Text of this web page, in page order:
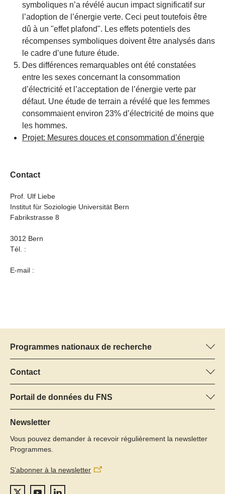
symboliques n’a révélé aucun impact significatif sur
l’adoption de l’énergie verte. Ceci peut toutefois être
dû à un "effet plafond". Les effets potentiels des
récompenses symboliques doivent être analysés dans
le cadre d’une future étude.
Des différences remarquables ont été constatées
entre les sexes concernant la consommation
d’électricité et l’acceptation de l’énergie verte par
défaut. Une étude de terrain a révélé que les femmes
consommaient environ 23% d’électricité de moins que
les hommes.
Projet: Mesures douces et consommation d’énergie
Contact
Prof. Ulf Liebe
Institut für Soziologie Universität Bern
Fabrikstrasse 8
3012 Bern
Tél. :
E-mail :
Programmes nationaux de recherche
Vous trouverez ici des informations sur tous les Programmes
nationaux de recherche (PNR) :
Tous les PNR
Contact
Manager du programme
Dr Pascal Walther, FNS
Tél.: +
22
Portail de données du FNS
Vous trouverez ici des informations complètes sur les projets de
recherche et les subsides approuvés par le FNS.
Recherche de projets
Newsletter
Vous pouvez demander à recevoir régulièrement la newsletter
Programmes.
S’abonner à la newsletter